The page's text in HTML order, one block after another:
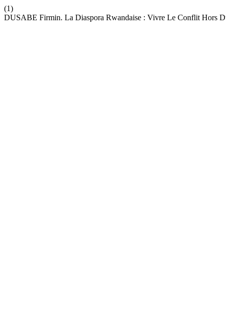
(1)
DUSABE Firmin. La Diaspora Rwandaise : Vivre Le Conflit Hors